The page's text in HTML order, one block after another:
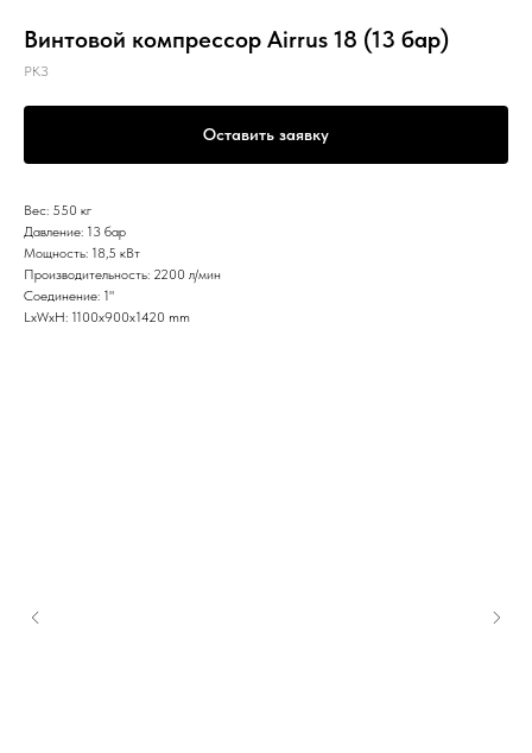
Винтовой компрессор Airrus 18 (13 бар)
РКЗ
Оставить заявку
Вес: 550 кг
Давление: 13 бар
Мощность: 18,5 кВт
Производительность: 2200 л/мин
Соединение: 1"
LxWxH: 1100x900x1420 mm